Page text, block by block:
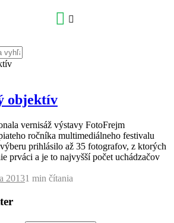
objektív
vernisáž výstavy FotoFrejm
ročníka multimediálneho festivalu
prihlásilo až 35 fotografov, z ktorých
prváci a je to najvyšší počet uchádzačov
20131 min čítania